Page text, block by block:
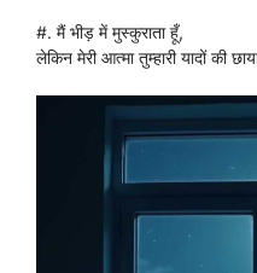
#. मैं भीड़ में मुस्कुराता हूँ,
लेकिन मेरी आत्मा तुम्हारी यादों की